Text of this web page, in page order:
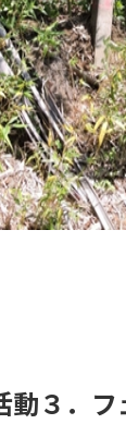
動３．